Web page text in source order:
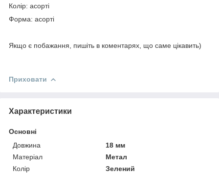
Колір: асорті
Форма: асорті
Якщо є побажання, пишіть в коментарях, що саме цікавить)
Приховати
Характеристики
Основні
Довжина
18 мм
Матеріал
Метал
Колір
Зелений